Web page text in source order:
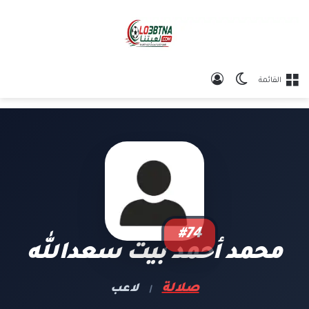
القائمة الوضع المظلم
#74
محمد أحمد بيت سعدالله
صلالة | لاعب